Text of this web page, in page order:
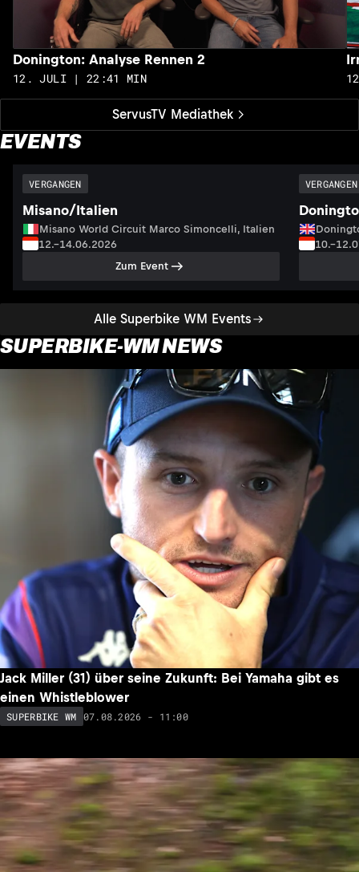
ServusTV Mediathek
Donington: Analyse Rennen 2
12. JULI | 22:41 MIN
EVENTS
Alle Superbike WM Events
VERGANGEN
Misano/Italien
Misano World Circuit Marco Simoncelli, Italien
12.–14.06.2026
Zum Event
VERGANGEN
SUPERBIKE-WM NEWS
Jack Miller (31) über seine Zukunft: Bei Yamaha gibt es
einen Whistleblower
SUPERBIKE WM 07.08.2026 - 11:00